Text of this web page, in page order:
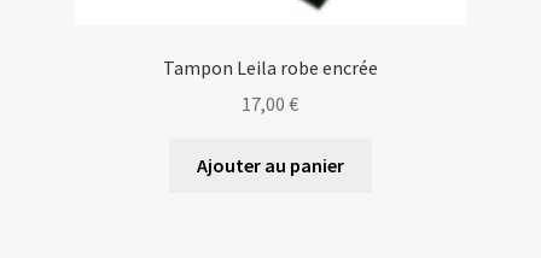
Tampon Leila robe encrée
17,00€
Ajouter au panier